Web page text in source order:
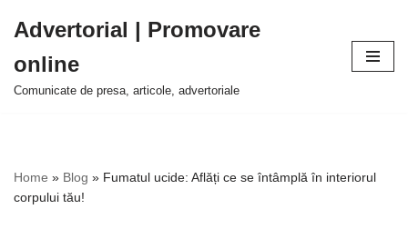
la
conținut
Advertorial | Promovare
online
Comunicate de presa, articole, advertoriale
Home » Blog » Fumatul ucide: Aflăți ce se întâmplă în interiorul
corpului tău!